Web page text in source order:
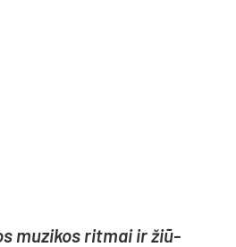
mu­zi­kos rit­mai ir žiū­